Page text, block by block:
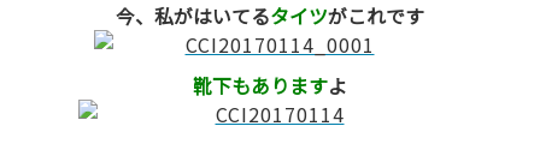
今、私がはいてるタイツがこれです
靴下もありますよ